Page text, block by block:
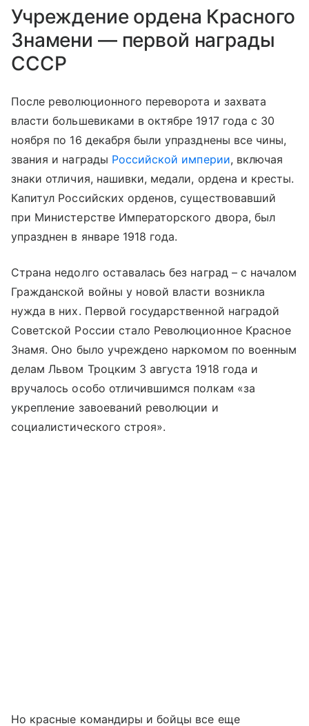
Учреждение ордена Красного
Знамени — первой награды
СССР
После революционного переворота и захвата
власти большевиками в октябре 1917 года с 30
ноября по 16 декабря были упразднены все чины,
звания и награды Российской империи, включая
знаки отличия, нашивки, медали, ордена и кресты.
Капитул Российских орденов, существовавший
при Министерстве Императорского двора, был
упразднен в январе 1918 года.
Страна недолго оставалась без наград – с началом
Гражданской войны у новой власти возникла
нужда в них. Первой государственной наградой
Советской России стало Революционное Красное
Знамя. Оно было учреждено наркомом по военным
делам Львом Троцким 3 августа 1918 года и
вручалось особо отличившимся полкам «за
укрепление завоеваний революции и
социалистического строя».
Но красные командиры и бойцы все еще